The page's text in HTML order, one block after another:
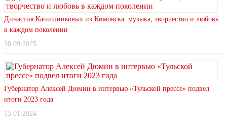
Династия Капишниковых из Кимовска: музыка, творчество и любовь
в каждом поколении
30.09.2025
Губернатор Алексей Дюмин в интервью «Тульской прессе» подвел
итоги 2023 года
15.01.2024